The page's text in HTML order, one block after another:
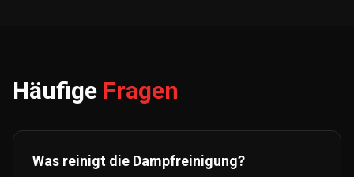
Häufige Fragen
Was reinigt die Dampfreinigung?